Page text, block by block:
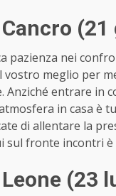
pazienza nei
vostro meglio per
entrare in
in casa è
di allentare la
sul fronte incontri è
(23